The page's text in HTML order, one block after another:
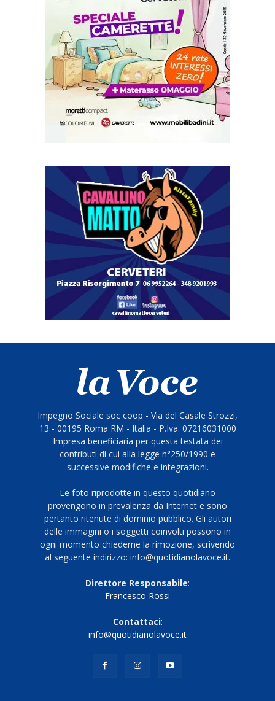
Impegno Sociale soc coop - Via del Casale Strozzi,
13 - 00195 Roma RM - Italia - P.Iva: 07216031000
Impresa beneficiaria per questa testata dei
contributi di cui alla legge n°250/1990 e
successive modifiche e integrazioni.
Le foto riprodotte in questo quotidiano
provengono in prevalenza da Internet e sono
pertanto ritenute di dominio pubblico. Gli autori
delle immagini o i soggetti coinvolti possono in
ogni momento chiederne la rimozione, scrivendo
al seguente indirizzo: info@quotidianolavoce.it.
Direttore Responsabile:
Francesco Rossi
Contattaci:
info@quotidianolavoce.it